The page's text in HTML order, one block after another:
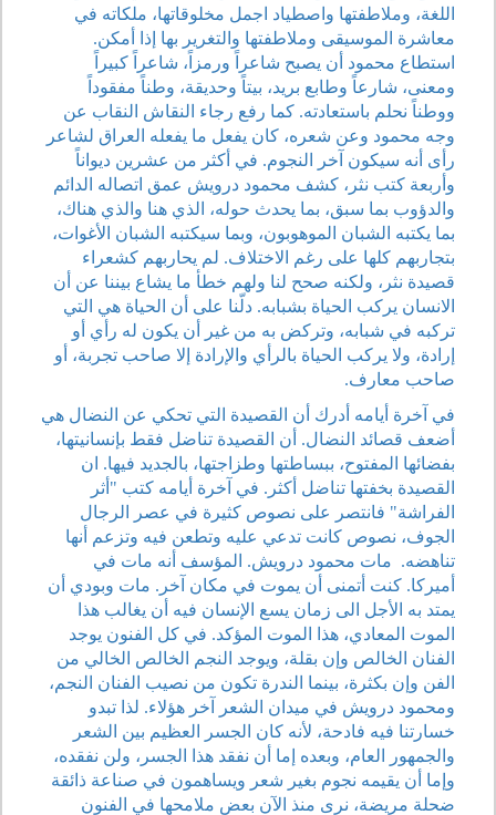
اللغة، وملاطفتها واصطياد اجمل مخلوقاتها، ملكاته في
معاشرة الموسيقى وملاطفتها والتغرير بها إذا أمكن.
استطاع محمود أن يصبح شاعراً ورمزاً، شاعراً كبيراً
ومعنى، شارعاً وطابع بريد، بيتاً وحديقة، وطناً مفقوداً
ووطناً نحلم باستعادته. كما رفع رجاء النقاش النقاب عن
وجه محمود وعن شعره، كان يفعل ما يفعله العراق لشاعر
رأى أنه سيكون آخر النجوم. في أكثر من عشرين ديواناً
وأربعة كتب نثر، كشف محمود درويش عمق اتصاله الدائم
والدؤوب بما سبق، بما يحدث حوله، الذي هنا والذي هناك،
بما يكتبه الشبان الموهوبون، وبما سيكتبه الشبان الأغوات،
بتجاربهم كلها على رغم الاختلاف. لم يحاربهم كشعراء
قصيدة نثر، ولكنه صحح لنا ولهم خطأ ما يشاع بيننا عن أن
الانسان يركب الحياة بشبابه. دلّنا على أن الحياة هي التي
تركبه في شبابه، وتركض به من غير أن يكون له رأي أو
إرادة، ولا يركب الحياة بالرأي والإرادة إلا صاحب تجربة، أو
صاحب معارف.
في آخرة أيامه أدرك أن القصيدة التي تحكي عن النضال هي
أضعف قصائد النضال. أن القصيدة تناضل فقط بإنسانيتها،
بفضائها المفتوح، ببساطتها وطزاجتها، بالجديد فيها. ان
القصيدة بخفتها تناضل أكثر. في آخرة أيامه كتب "أثر
الفراشة" فانتصر على نصوص كثيرة في عصر الرجال
الجوف، نصوص كانت تدعي عليه وتطعن فيه وتزعم أنها
تناهضه. مات محمود درويش. المؤسف أنه مات في
أميركا. كنت أتمنى أن يموت في مكان آخر. مات وبودي أن
يمتد به الأجل الى زمان يسع الإنسان فيه أن يغالب هذا
الموت المعادي، هذا الموت المؤكد. في كل الفنون يوجد
الفنان الخالص وإن بقلة، ويوجد النجم الخالص الخالي من
الفن وإن بكثرة، بينما الندرة تكون من نصيب الفنان النجم،
ومحمود درويش في ميدان الشعر آخر هؤلاء. لذا تبدو
خسارتنا فيه فادحة، لأنه كان الجسر العظيم بين الشعر
والجمهور العام، وبعده إما أن نفقد هذا الجسر، ولن نفقده،
وإما أن يقيمه نجوم بغير شعر ويساهمون في صناعة ذائقة
ضحلة مريضة، نرى منذ الآن بعض ملامحها في الفنون